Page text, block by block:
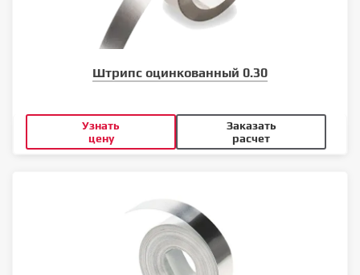
Штрипс оцинкованный 0.30
Узнать
цену
Заказать
расчет